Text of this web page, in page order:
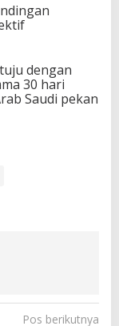
dengan
30 hari
Saudi pekan
Pos berikutnya